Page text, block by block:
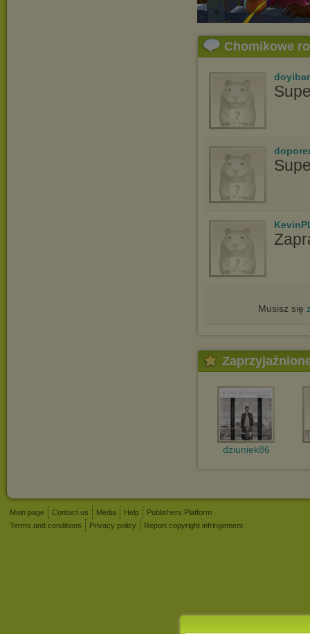
Chomikowe
Musisz się
dziuniek86
Main page Contact us Media Help
Publishers Platform
Terms and conditions
Privacy policy Report copyright infringement